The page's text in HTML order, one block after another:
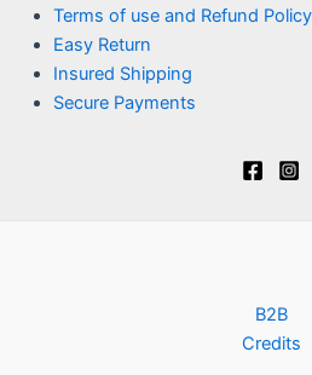
Terms of use and Refund Policy
Easy Return
Insured Shipping
Secure Payments
B2B
Credits